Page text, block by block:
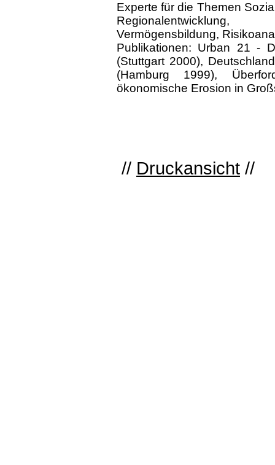
Experte für die Themen
Regionalentwicklung,
Vermögensbildung,
Publikationen: Urban 21 -
(Stuttgart 2000),
(Hamburg 1999),
ökonomische Erosion in
// Druckansicht //